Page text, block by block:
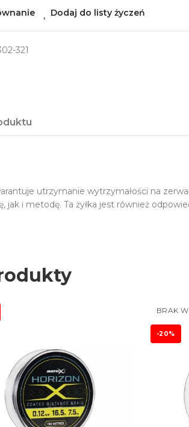
Dodaj do listy życzeń
321
utrzymanie wytrzymałości na
i metodę. Ta żyłka jest również
BRAK
-20%